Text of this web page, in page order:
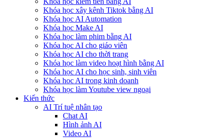
Khóa học xây kênh Tiktok bằng AI
Khóa học AI Automation
Khóa học Make AI
Khóa học làm phim bằng AI
Khóa học AI cho giáo viên
Khóa học AI cho thời trang
Khóa học làm video hoạt hình bằng AI
Khóa học AI cho học sinh, sinh viên
Khóa hoc AI trong kinh doanh
Khóa học làm Youtube view ngoại
Kiến thức
AI Trí tuệ nhân tạo
Chat AI
Hình ảnh AI
Video AI